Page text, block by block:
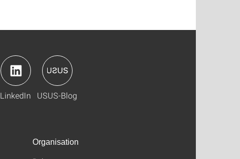
LinkedIn USUS-Blog
Organisation